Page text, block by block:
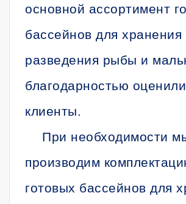
основной ассортимент
бассейнов для хранения
разведения рыбы и
благодарностью
клиенты.
При необходимости
производим
готовых бассейнов для